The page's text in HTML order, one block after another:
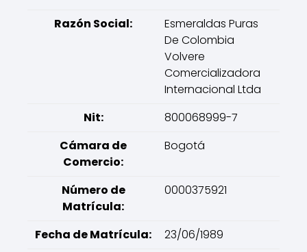
Razón Social:
Esmeraldas Puras
De Colombia
Volvere
Comercializadora
Internacional Ltda
Nit:
800068999-7
Cámara de
Comercio:
Bogotá
Número de
Matrícula:
0000375921
Fecha de Matrícula:
23/06/1989